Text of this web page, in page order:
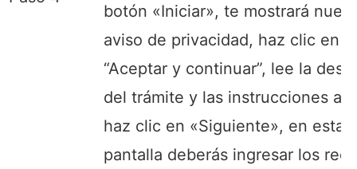
botón «Iniciar», te mostrará
aviso de privacidad, haz clic en
“Aceptar y continuar”, lee la
del trámite y las instrucciones a
haz clic en «Siguiente», en esta
pantalla deberás ingresar los